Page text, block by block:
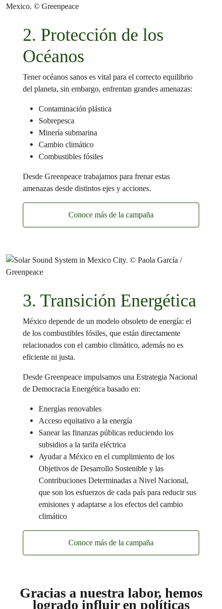
2. Protección de los
Océanos
Tener océanos sanos es vital para el correcto equilibrio
del planeta, sin embargo, enfrentan grandes amenazas:
Contaminación plástica
Sobrepesca
Minería submarina
Cambio climático
Combustibles fósiles
Desde Greenpeace trabajamos para frenar estas
amenazas desde distintos ejes y acciones.
Conoce más de la campaña
3. Transición Energética
México depende de un modelo obsoleto de energía: el
de los combustibles fósiles, que están directamente
relacionados con el cambio climático, además no es
eficiente ni justa.
Desde Greenpeace impulsamos una Estrategia Nacional
de Democracia Energética basado en:
Energías renovables
Acceso equitativo a la energía
Sanear las finanzas públicas reduciendo los
subsidios a la tarifa eléctrica
Ayudar a México en el cumplimiento de los
Objetivos de Desarrollo Sostenible y las
Contribuciones Determinadas a Nivel Nacional,
que son los esfuerzos de cada país para reducir sus
emisiones y adaptarse a los efectos del cambio
climático
Conoce más de la campaña
Gracias a nuestra labor, hemos
logrado influir en políticas